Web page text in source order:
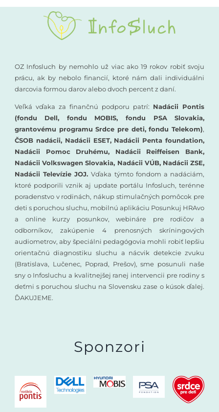
OZ Infosluch by nemohlo už viac ako 19 rokov robiť svoju
prácu, ak by nebolo financií, ktoré nám dali individuálni
darcovia formou darov alebo dvoch percent z daní.
Veľká vďaka za finančnú podporu patrí: Nadácii Pontis
(fondu Dell, fondu MOBIS, fondu PSA Slovakia,
grantovému programu Srdce pre deti, fondu Telekom),
ČSOB nadácii, Nadácii ESET, Nadácii Penta foundation,
Nadácii Pomoc Druhému, Nadácii Reiffeisen Bank,
Nadácii Volkswagen Slovakia, Nadácii VÚB, Nadácii ZSE,
Nadácii Televízie JOJ.Vďaka týmto fondom a nadáciám,
ktoré podporili vznik aj update portálu Infosluch, terénne
poradenstvo v rodinách, nákup stimulačných pomôcok pre
deti s poruchou sluchu, mobilnú aplikáciu Posunkuj HRAvo
a online kurzy posunkov, webináre pre rodičov a
odborníkov, zakúpenie 4 prenosných skríningových
audiometrov, aby špeciálni pedagógovia mohli robiť lepšiu
orientačnú diagnostiku sluchu a nácvik detekcie zvuku
(Bratislava, Lučenec, Poprad, Prešov), sme posunuli naše
sny o Infosluchu a kvalitnejšej ranej intervencii pre rodiny s
deťmi s poruchou sluchu na Slovensku zase o kúsok ďalej.
ĎAKUJEME.
Sponzori